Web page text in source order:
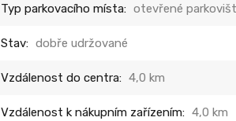
Typ parkovacího místa: otevřené
Stav: dobře udržované
Vzdálenost do centra: 4,0 km
Vzdálenost k nákupním zařízením: 4,0 km